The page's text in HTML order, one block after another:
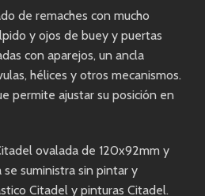
de remaches con mucho
y ojos de buey y puertas
con aparejos, un ancla
hélices y otros mecanismos.
permite ajustar su posición en
ovalada de 120x92mm y
suministra sin pintar y
Citadel y pinturas Citadel.